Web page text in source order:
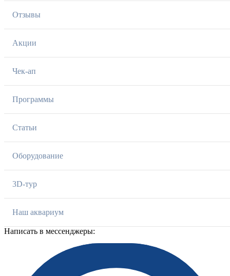
Отзывы
Акции
Чек-ап
Программы
Статьи
Оборудование
3D-тур
Наш аквариум
Написать в мессенджеры: